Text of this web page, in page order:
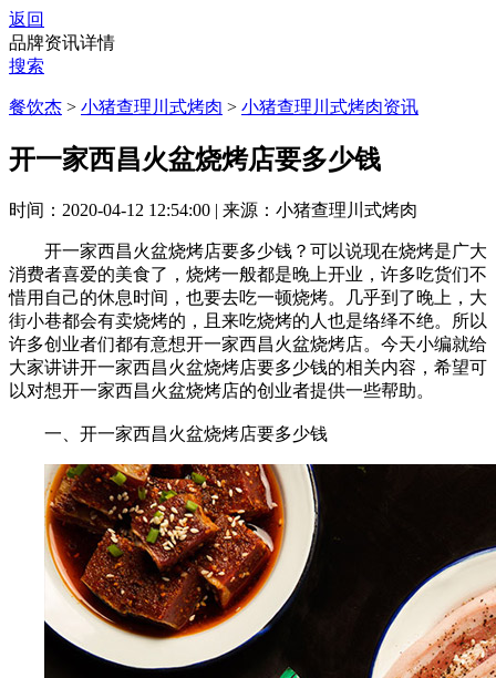
返回
品牌资讯详情
搜索
餐饮杰 > 小猪查理川式烤肉 > 小猪查理川式烤肉资讯
开一家西昌火盆烧烤店要多少钱
时间：2020-04-12 12:54:00 | 来源：小猪查理川式烤肉
开一家西昌火盆烧烤店要多少钱？可以说现在烧烤是广大
消费者喜爱的美食了，烧烤一般都是晚上开业，许多吃货们不
惜用自己的休息时间，也要去吃一顿烧烤。几乎到了晚上，大
街小巷都会有卖烧烤的，且来吃烧烤的人也是络绎不绝。所以
许多创业者们都有意想开一家西昌火盆烧烤店。今天小编就给
大家讲讲开一家西昌火盆烧烤店要多少钱的相关内容，希望可
以对想开一家西昌火盆烧烤店的创业者提供一些帮助。
一、开一家西昌火盆烧烤店要多少钱